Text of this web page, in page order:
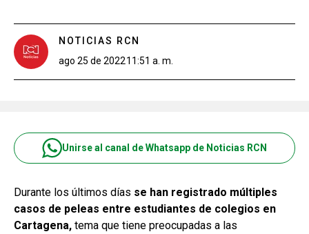
NOTICIAS RCN
ago 25 de 202211:51 a. m.
Unirse al canal de Whatsapp de Noticias RCN
Durante los últimos días se han registrado múltiples
casos de peleas entre estudiantes de colegios en
Cartagena, tema que tiene preocupadas a las